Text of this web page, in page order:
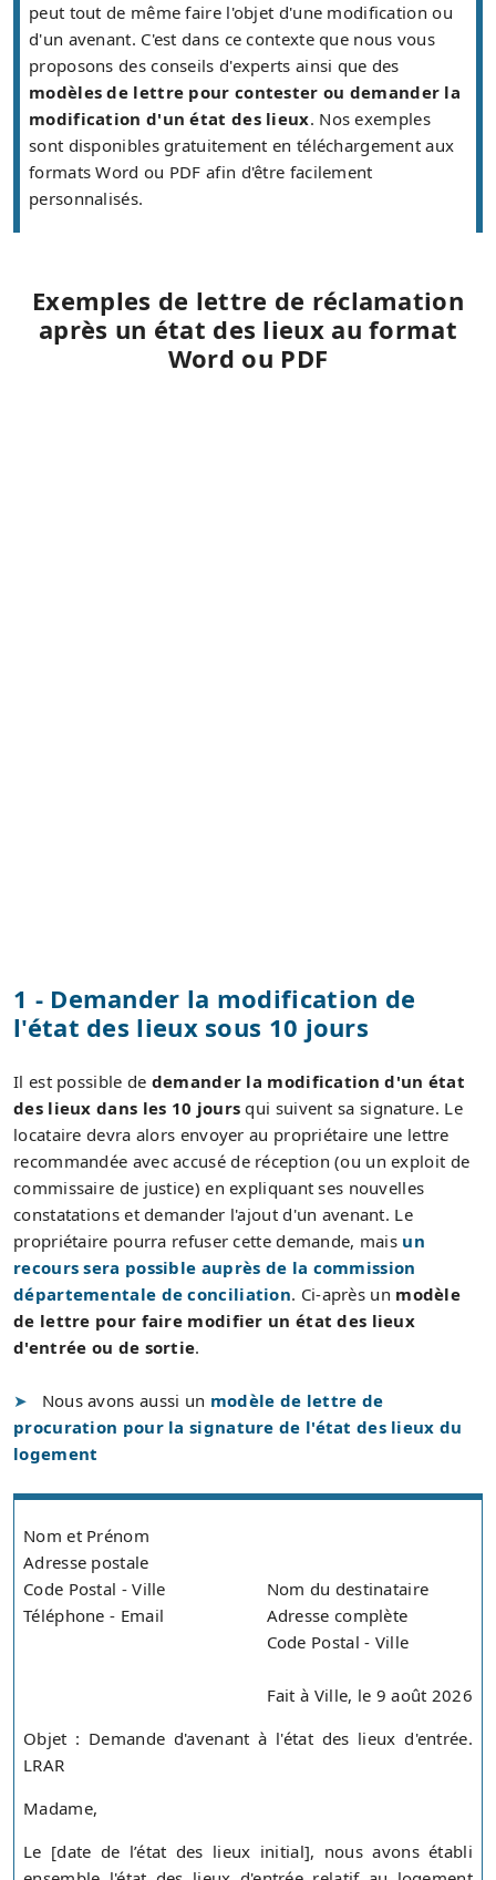
peut tout de même faire l'objet d'une modification ou
d'un avenant. C'est dans ce contexte que nous vous
proposons des conseils d'experts ainsi que des
modèles de lettre pour contester ou demander la
modification d'un état des lieux. Nos exemples
sont disponibles gratuitement en téléchargement aux
formats Word ou PDF afin d'être facilement
personnalisés.
Exemples de lettre de réclamation
après un état des lieux au format
Word ou PDF
1 - Demander la modification de
l'état des lieux sous 10 jours
Il est possible de demander la modification d'un état
des lieux dans les 10 jours qui suivent sa signature. Le
locataire devra alors envoyer au propriétaire une lettre
recommandée avec accusé de réception (ou un exploit de
commissaire de justice) en expliquant ses nouvelles
constatations et demander l'ajout d'un avenant. Le
propriétaire pourra refuser cette demande, mais un
recours sera possible auprès de la commission
départementale de conciliation. Ci-après un modèle
de lettre pour faire modifier un état des lieux
d'entrée ou de sortie.
Nous avons aussi un modèle de lettre de
procuration pour la signature de l'état des lieux du
logement
Nom et Prénom
Adresse postale
Code Postal - Ville
Téléphone - Email
Nom du destinataire
Adresse complète
Code Postal - Ville
Fait à Ville, le 9 août 2026
Objet : Demande d'avenant à l'état des lieux d'entrée.
LRAR
Madame,
Le [date de l’état des lieux initial], nous avons établi